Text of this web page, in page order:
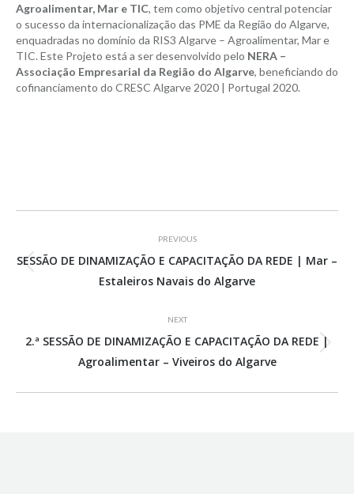
Agroalimentar, Mar e TIC, tem como objetivo central potenciar
o sucesso da internacionalização das PME da Região do Algarve,
enquadradas no domínio da RIS3 Algarve – Agroalimentar, Mar e
TIC. Este Projeto está a ser desenvolvido pelo NERA –
Associação Empresarial da Região do Algarve, beneficiando do
cofinanciamento do CRESC Algarve 2020 | Portugal 2020.
navigation
PREVIOUS
Previous
project:
SESSÃO DE DINAMIZAÇÃO E CAPACITAÇÃO DA REDE | Mar –
Estaleiros Navais do Algarve
NEXT
Next
project:
2.ª SESSÃO DE DINAMIZAÇÃO E CAPACITAÇÃO DA REDE |
Agroalimentar – Viveiros do Algarve